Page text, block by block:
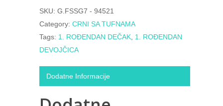
SKU: G.FSSG7 - 94521
Category: CRNI SA TUFNAMA
Tags: 1. ROĐENDAN DEČAK 1. ROĐENDAN
DEVOJČICA
Dodatne Informacije